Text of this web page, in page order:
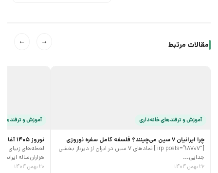
مقالات مرتبط →
←
آموزش و ترفند‌های خانه‌داری
چرا ایرانیان 7 سین می‌چینند؟ فلسفه کامل سفره نوروزی
[irp posts=”18707″ ] نمادهای 7 سین در ایران از دیرباز بخشی
جدایی...
۲۶ بهمن ۱۴۰۴
آموزش و
نوروز 1405 آغازی پر جنب و جوش
هزاران‌ساله
۲۰ بهمن ۱۴۰۴